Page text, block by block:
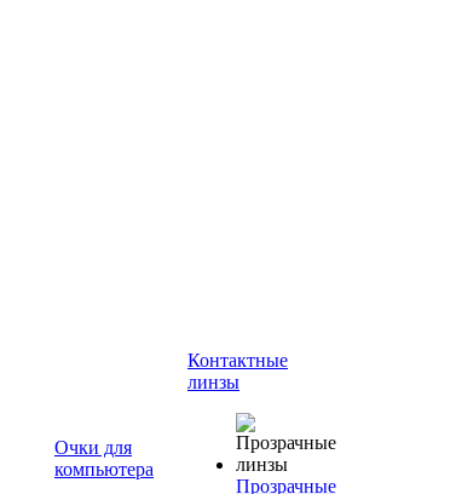
Очки для
компьютера
Контактные
линзы
Прозрачные